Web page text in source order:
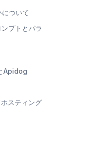
ついて
プトとパラ
Apidog
スティング